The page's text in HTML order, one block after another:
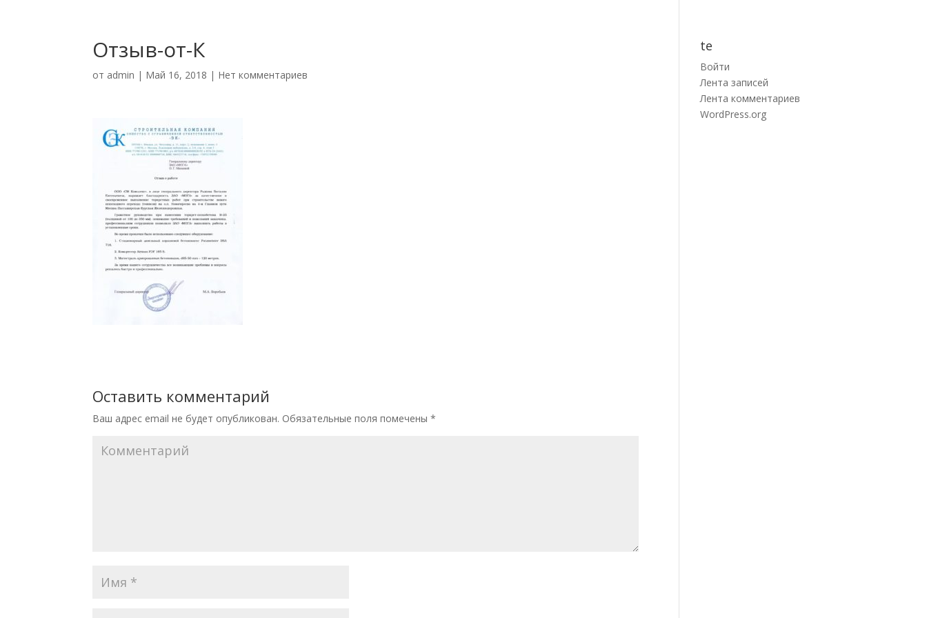
Отзыв-от-К
от admin | Май 16, 2018 | Нет комментариев
Оставить комментарий
Ваш адрес email не будет опубликован. Обязательные поля помечены*
te
Войти
Лента записей
Лента комментариев
WordPress.org